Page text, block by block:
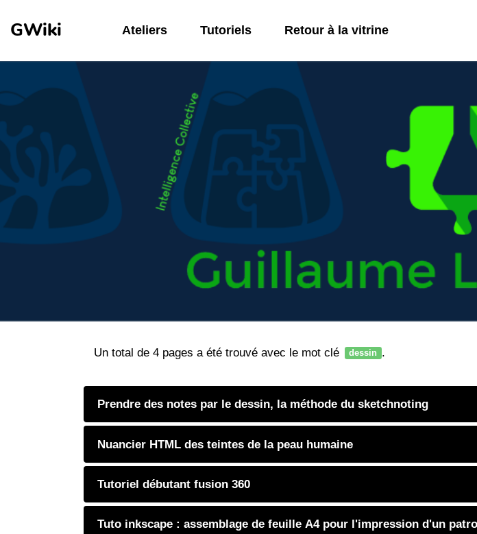
GWiki Ateliers Tutoriels Retour à la vitrine
Un total de 4 pages a été trouvé avec le mot clé dessin .
Prendre des notes par le dessin, la méthode du sketchnoting
Nuancier HTML des teintes de la peau humaine
Tutoriel débutant fusion 360
Tuto inkscape : assemblage de feuille A4 pour l'impression d'un